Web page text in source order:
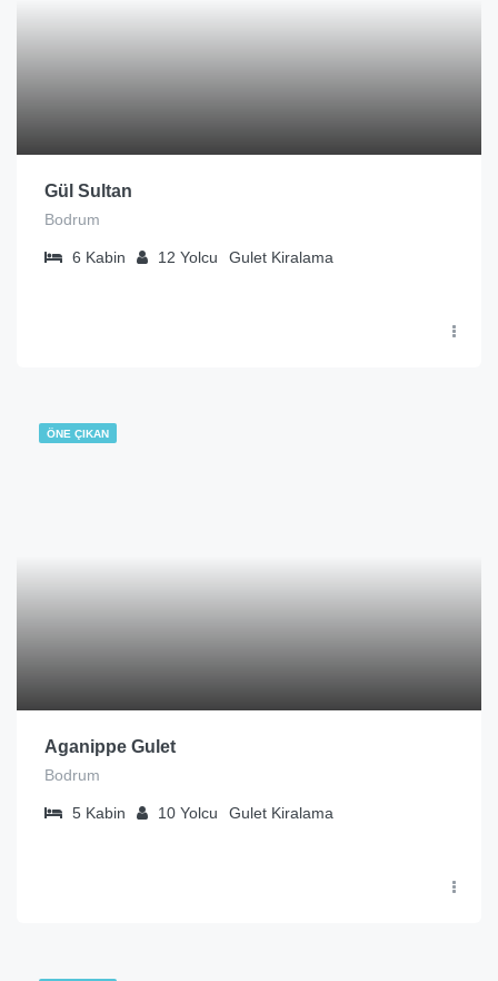
Gül Sultan
Bodrum
6 Kabin 12 Yolcu Gulet Kiralama
ÖNE ÇIKAN
Aganippe Gulet
Bodrum
5 Kabin 10 Yolcu Gulet Kiralama